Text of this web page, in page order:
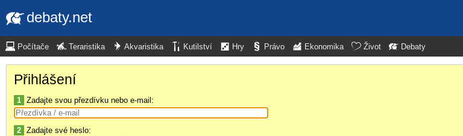
debaty.net
Počítače Teraristika Akvaristika Kutilství Hry Právo Ekonomika Život Debaty
Přihlášení
1 Zadajte svou přezdívku nebo e-mail:
2 Zadajte své heslo: